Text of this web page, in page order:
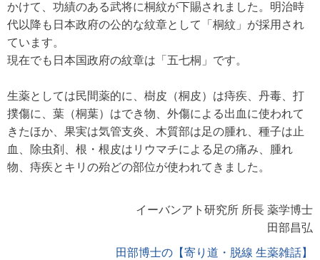
かけて、功績のある武将に桐紋が下賜されました。明治時
代以降も日本政府の公的な紋章として「桐紋」が採用され
ています。
現在でも日本国政府の紋章は「五七桐」です。
生薬としては民間薬的に、樹皮（桐皮）は痔疾、丹毒、打
撲傷に、葉（桐葉）はでき物、外傷による出血に使われて
きたほか、果実は気管支炎、木質部は足の腫れ、種子は止
血、除虫剤、根・根皮はリウマチによる足の痛み、腫れ
物、痔疾とキリの殆どの部位が使われてきました。
イーバンアト研究所 所長 薬学博士
田部昌弘
田部博士の【寄り道・脱線 生薬雑話】